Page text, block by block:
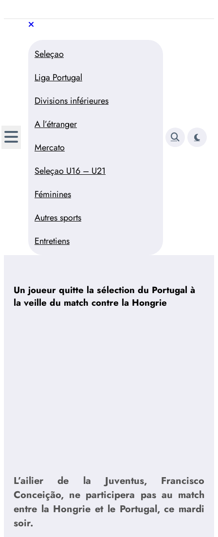
au
Trivela
L'actualité du football portugais
Seleçao
Liga Portugal
Divisions inférieures
A l’étranger
Mercato
Seleçao U16 – U21
Féminines
Autres sports
Entretiens
Un joueur quitte la sélection du Portugal à
la veille du match contre la Hongrie
L’ailier de la Juventus, Francisco
Conceição, ne participera pas au match
entre la Hongrie et le Portugal, ce mardi
soir.